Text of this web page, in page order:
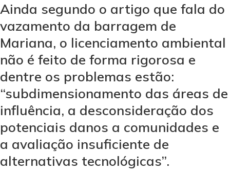
Ainda segundo o artigo que fala do
vazamento da barragem de
Mariana, o licenciamento ambiental
não é feito de forma rigorosa e
dentre os problemas estão:
“subdimensionamento das áreas de
influência, a desconsideração dos
potenciais danos a comunidades e
a avaliação insuficiente de
alternativas tecnológicas”.